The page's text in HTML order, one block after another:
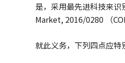
是，采用最先进科技来
Market, 2016/0280 （
就此义务，下列四点应特